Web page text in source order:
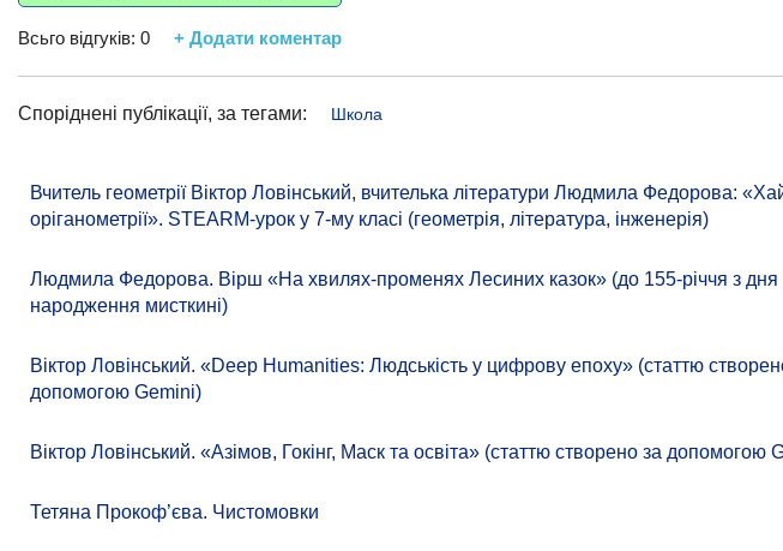
Всьго відгуків: 0 + Додати коментар
Споріднені публікації, за тегами: Школа
Вчитель геометрії Віктор Ловінський, вчителька літератури Людмила Федорова:
оріганометрії». STEARM-урок у 7-му класі (геометрія, література, інженерія)
Людмила Федорова. Вірш «На хвилях-променях Лесиних казок» (до 155-річчя з дня
народження мисткині)
Віктор Ловінський. «Deep Humanities: Людськість у цифрову епоху» (статтю
допомогою Gemini)
Віктор Ловінський. «Азімов, Гокінг, Маск та освіта» (статтю створено за допомогою
Тетяна Прокоф’єва. Чистомовки